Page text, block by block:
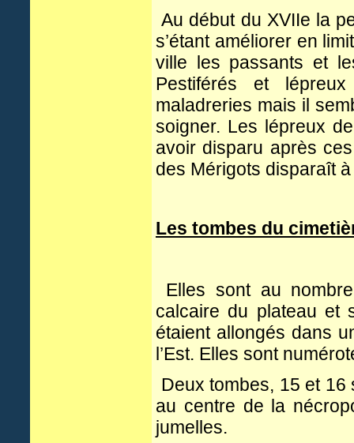
Au début du XVIIe la
s’étant améliorer en
ville les passants et
Pestiférés et
maladreries mais il
soigner. Les lépreux
avoir disparu après
des Mérigots disparaît
Les tombes du
Elles sont au
calcaire du plateau et
étaient allongés dans
l’Est. Elles sont
Deux tombes, 15 et
au centre de la
jumelles.